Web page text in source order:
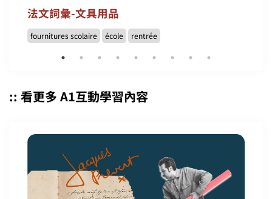
法文詞彙-文具用品
fournitures scolaire école rentrée
:: 看更多 A1互動學習內容